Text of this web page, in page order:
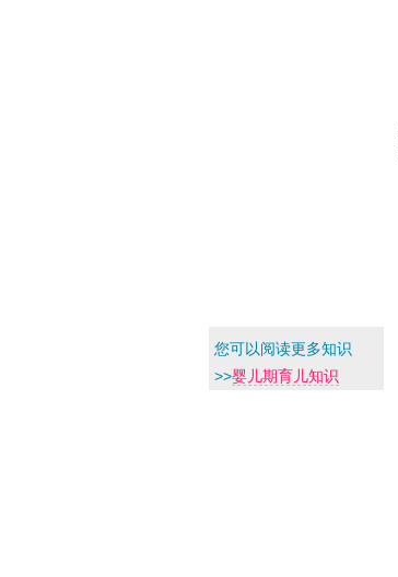
您可以阅读更多知识
>>婴儿期育儿知识